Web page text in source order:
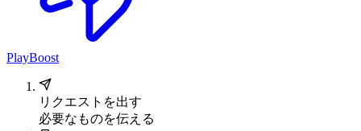
PlayBoost
リクエストを出す
必要なものを伝える